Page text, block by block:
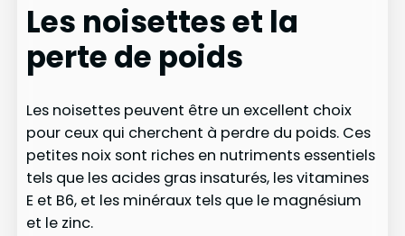
Les noisettes et la
perte de poids
Les noisettes peuvent être un excellent choix
pour ceux qui cherchent à perdre du poids. Ces
petites noix sont riches en nutriments essentiels
tels que les acides gras insaturés, les vitamines
E et B6, et les minéraux tels que le magnésium
et le zinc.